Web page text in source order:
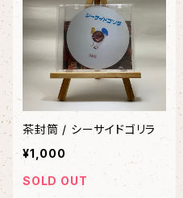
茶封筒 / シーサイドゴリラ
¥1,000
SOLD OUT